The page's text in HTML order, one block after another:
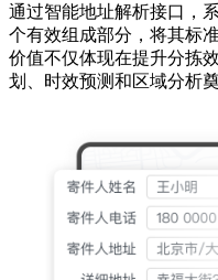
通过智能地址解析接口，
个有效组成部分，将其标
价值不仅体现在提升分拣
划、时效预测和区域分析